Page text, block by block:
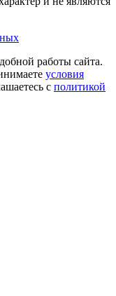
работы сайта.
условия
с политикой